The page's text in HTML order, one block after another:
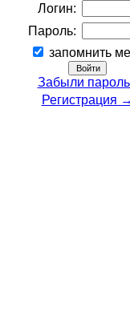
Логин:
Пароль:
запомнить
Забыли
Регистрация →